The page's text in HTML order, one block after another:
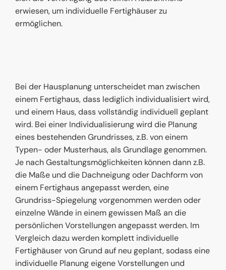
erwiesen, um individuelle Fertighäuser zu
ermöglichen.
Bei der Hausplanung unterscheidet man zwischen
einem Fertighaus, dass lediglich individualisiert wird,
und einem Haus, dass vollständig individuell geplant
wird. Bei einer Individualisierung wird die Planung
eines bestehenden Grundrisses, z.B. von einem
Typen- oder Musterhaus, als Grundlage genommen.
Je nach Gestaltungsmöglichkeiten können dann z.B.
die Maße und die Dachneigung oder Dachform von
einem Fertighaus angepasst werden, eine
Grundriss-Spiegelung vorgenommen werden oder
einzelne Wände in einem gewissen Maß an die
persönlichen Vorstellungen angepasst werden. Im
Vergleich dazu werden komplett individuelle
Fertighäuser von Grund auf neu geplant, sodass eine
individuelle Planung eigene Vorstellungen und